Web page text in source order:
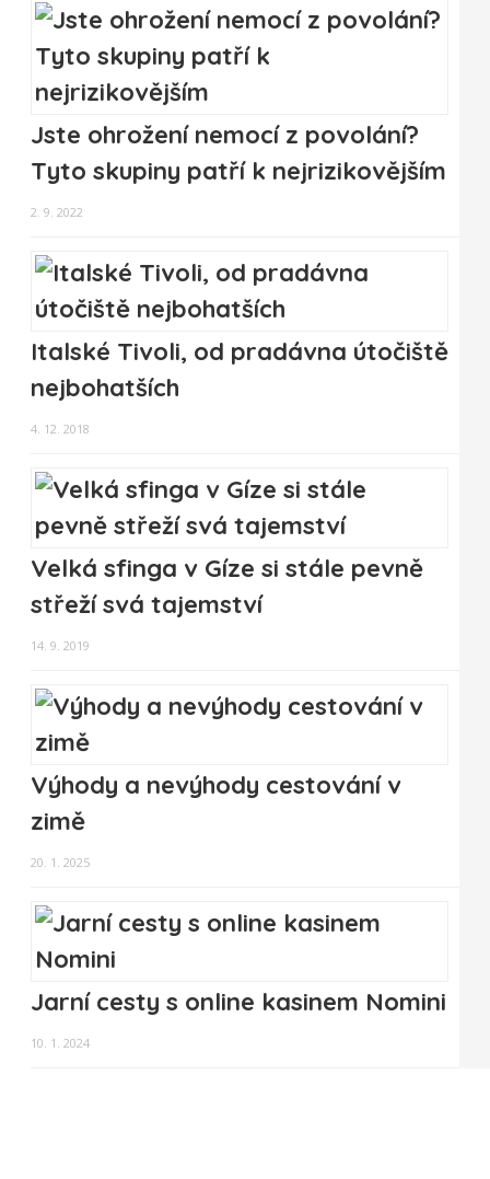
Jste ohrožení nemocí z povolání?
Tyto skupiny patří k nejrizikovějším
2. 9. 2022
Italské Tivoli, od pradávna útočiště
nejbohatších
4. 12. 2018
Velká sfinga v Gíze si stále pevně
střeží svá tajemství
14. 9. 2019
Výhody a nevýhody cestování v
zimě
20. 1. 2025
Jarní cesty s online kasinem Nomini
10. 1. 2024